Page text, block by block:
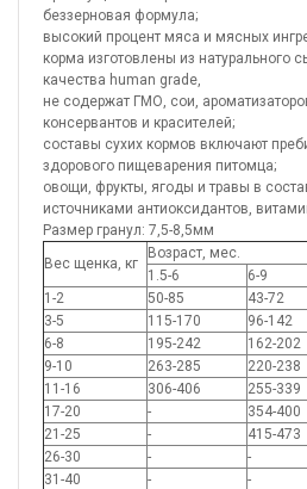
беззерновая формула;
высокий процент мяса и мясных
корма изготовлены из натурального
качества human grade,
не содержат ГМО, сои,
консервантов и красителей;
составы сухих кормов включают
здорового пищеварения питомца;
овощи, фрукты, ягоды и травы в
источниками антиоксидантов,
Размер гранул: 7,5-8,5мм
Вес щенка, кг
Возраст, мес.
1.5-6
6-9
1-2
50-85 43-72
3-5
115-170 96-142
6-8
195-242 162-202
9-10
263-285 220-238
11-16
306-406 255-339
17-20
- 354-400
21-25
- 415-473
26-30
- -
31-40
- -